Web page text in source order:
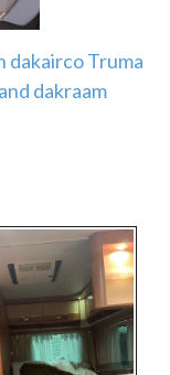
dakairco Truma
dakraam